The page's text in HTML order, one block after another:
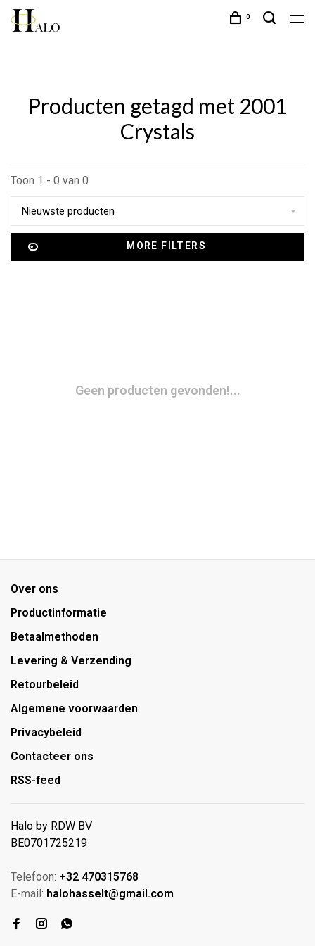
0
Producten getagd met 2001
Crystals
Toon 1 - 0 van 0
Nieuwste producten
MORE FILTERS
Geen producten gevonden!...
Over ons
Productinformatie
Betaalmethoden
Levering & Verzending
Retourbeleid
Algemene voorwaarden
Privacybeleid
Contacteer ons
RSS-feed
Halo by RDW BV
BE0701725219
Telefoon: +32 470315768
E-mail: halohasselt@gmail.com